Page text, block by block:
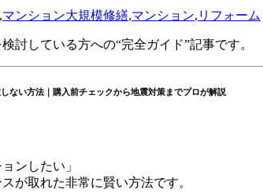
,マンション大規模修繕,マンション, リフォーム
討している方への“完全ガイド”記事です。
ない方法｜購入前チェックから地震対策までプロが解説
ンしたい」
が取れた非常に賢い方法です。